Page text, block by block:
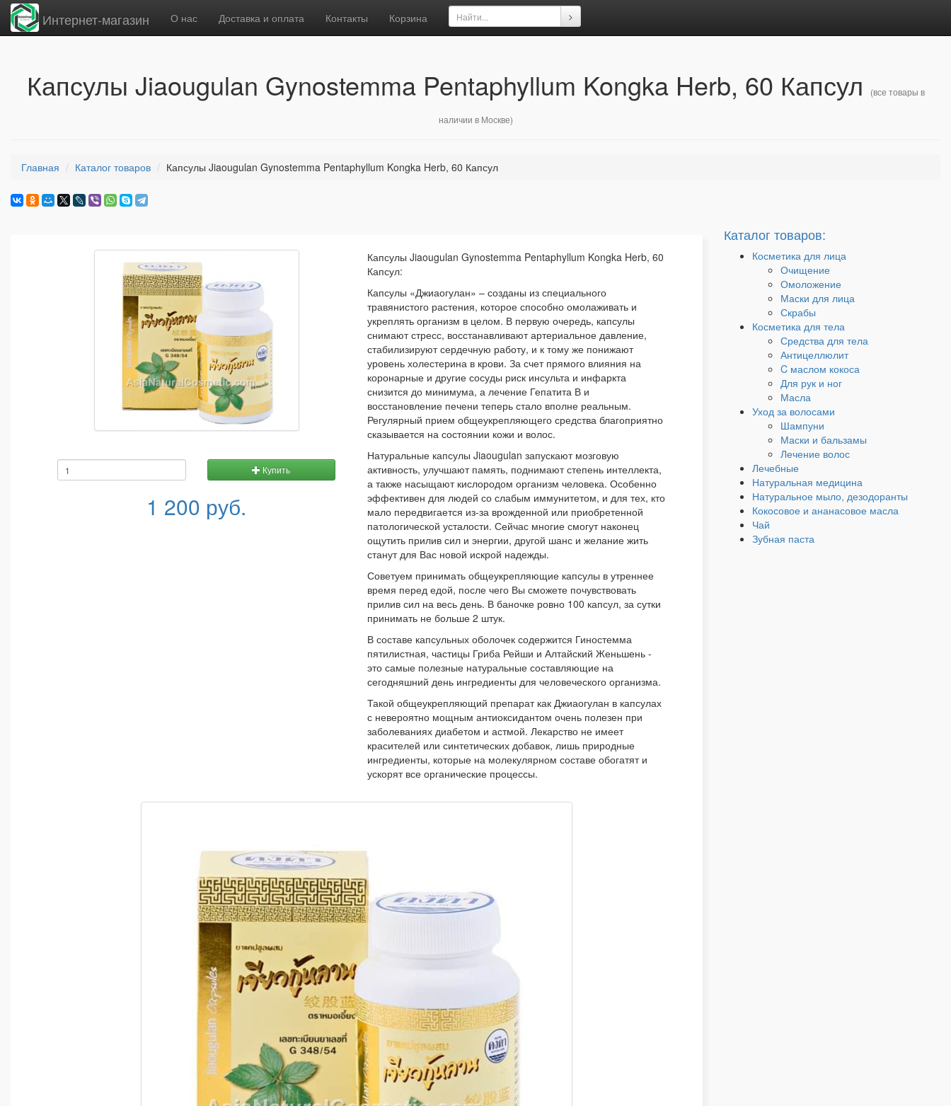
Интернет-магазин О нас Доставка и оплата Контакты Корзина
Капсулы Jiaougulan Gynostemma Pentaphyllum Kongka Herb, 60 Капсул (все товары в
наличии в Москве)
Главная Каталог товаров Капсулы Jiaougulan Gynostemma Pentaphyllum Kongka Herb, 60 Капсул
Купить
1 200 руб.
Капсулы Jiaougulan Gynostemma Pentaphyllum Kongka Herb, 60
Капсул:
Капсулы «Джиаогулан» – созданы из специального
травянистого растения, которое способно омолаживать и
укреплять организм в целом. В первую очередь, капсулы
снимают стресс, восстанавливают артериальное давление,
стабилизируют сердечную работу, и к тому же понижают
уровень холестерина в крови. За счет прямого влияния на
коронарные и другие сосуды риск инсульта и инфаркта
снизится до минимума, а лечение Гепатита В и
восстановление печени теперь стало вполне реальным.
Регулярный прием общеукрепляющего средства благоприятно
сказывается на состоянии кожи и волос.
Натуральные капсулы Jiaougulan запускают мозговую
активность, улучшают память, поднимают степень интеллекта,
а также насыщают кислородом организм человека. Особенно
эффективен для людей со слабым иммунитетом, и для тех, кто
мало передвигается из-за врожденной или приобретенной
патологической усталости. Сейчас многие смогут наконец
ощутить прилив сил и энергии, другой шанс и желание жить
станут для Вас новой искрой надежды.
Советуем принимать общеукрепляющие капсулы в утреннее
время перед едой, после чего Вы сможете почувствовать
прилив сил на весь день. В баночке ровно 100 капсул, за сутки
принимать не больше 2 штук.
В составе капсульных оболочек содержится Гиностемма
пятилистная, частицы Гриба Рейши и Алтайский Женьшень -
это самые полезные натуральные составляющие на
сегодняшний день ингредиенты для человеческого организма.
Такой общеукрепляющий препарат как Джиаогулан в капсулах
с невероятно мощным антиоксидантом очень полезен при
заболеваниях диабетом и астмой. Лекарство не имеет
красителей или синтетических добавок, лишь природные
ингредиенты, которые на молекулярном составе обогатят и
ускорят все органические процессы.
Каталог товаров:
Косметика для лица
Очищение
Омоложение
Маски для лица
Скрабы
Косметика для тела
Средства для тела
Антицеллюлит
C маслом кокоса
Для рук и ног
Масла
Уход за волосами
Шампуни
Маски и бальзамы
Лечение волос
Лечебные
Натуральная медицина
Натуральное мыло, дезодоранты
Кокосовое и ананасовое масла
Чай
Зубная паста